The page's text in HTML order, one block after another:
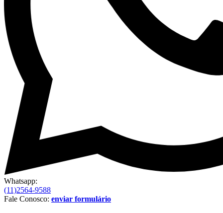
Whatsapp:
(11)2564-9588
Fale Conosco: enviar formulário